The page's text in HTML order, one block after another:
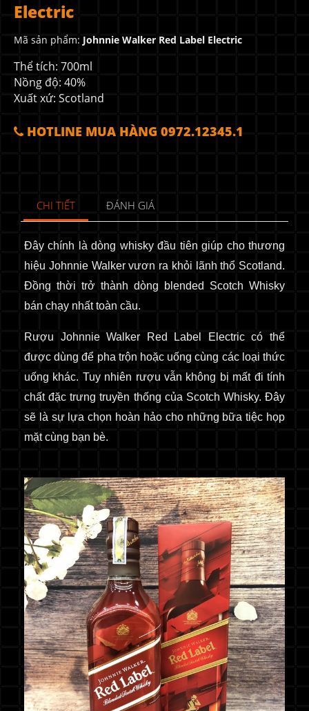
Electric
Mã sản phẩm: Johnnie Walker Red Label Electric
Thể tích: 700ml
Nồng độ: 40%
Xuất xứ: Scotland
HOTLINE MUA HÀNG 0972.12345.1
CHI TIẾT ĐÁNH GIÁ
Đây chính là dòng whisky đầu tiên giúp cho thương
hiệu Johnnie Walker vươn ra khỏi lãnh thổ Scotland.
Đồng thời trở thành dòng blended Scotch Whisky
bán chạy nhất toàn cầu.
Rượu Johnnie Walker Red Label Electric có thể
được dùng để pha trộn hoặc uống cùng các loại thức
uống khác. Tuy nhiên rượu vẫn không bị mất đi tính
chất đặc trưng truyền thống của Scotch Whisky. Đây
sẽ là sự lựa chọn hoàn hảo cho những bữa tiệc họp
mặt cùng bạn bè.